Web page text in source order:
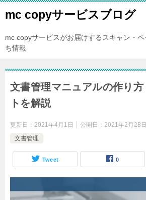
mc copyサービスブログ
mc copyサービスがお届けするスキャン・
ち情報
文書管理マニュアルの作り
トを解説
更新日： 2021年4月1日 公開日： 2021年2月28日
文書管理
Tweet 0